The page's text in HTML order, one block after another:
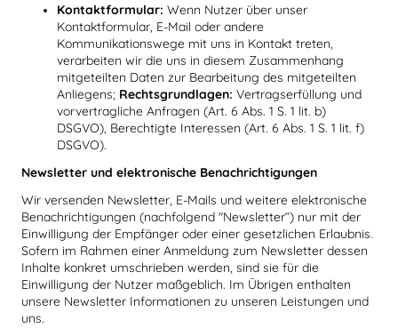
Kontaktformular: Wenn Nutzer über unser
Kontaktformular, E-Mail oder andere
Kommunikationswege mit uns in Kontakt treten,
verarbeiten wir die uns in diesem Zusammenhang
mitgeteilten Daten zur Bearbeitung des mitgeteilten
Anliegens; Rechtsgrundlagen: Vertragserfüllung und
vorvertragliche Anfragen (Art. 6 Abs. 1 S. 1 lit. b)
DSGVO), Berechtigte Interessen (Art. 6 Abs. 1 S. 1 lit. f)
DSGVO).
Newsletter und elektronische Benachrichtigungen
Wir versenden Newsletter, E-Mails und weitere elektronische
Benachrichtigungen (nachfolgend "Newsletter“) nur mit der
Einwilligung der Empfänger oder einer gesetzlichen Erlaubnis.
Sofern im Rahmen einer Anmeldung zum Newsletter dessen
Inhalte konkret umschrieben werden, sind sie für die
Einwilligung der Nutzer maßgeblich. Im Übrigen enthalten
unsere Newsletter Informationen zu unseren Leistungen und
uns.